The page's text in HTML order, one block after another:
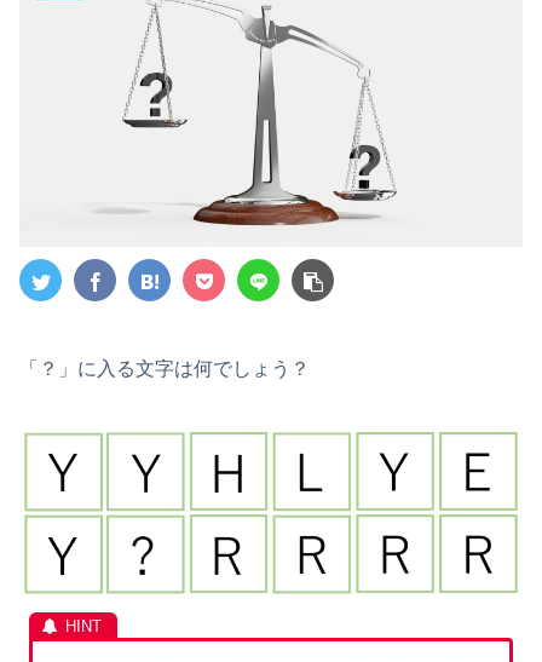
「？」に入る文字は何でしょう？